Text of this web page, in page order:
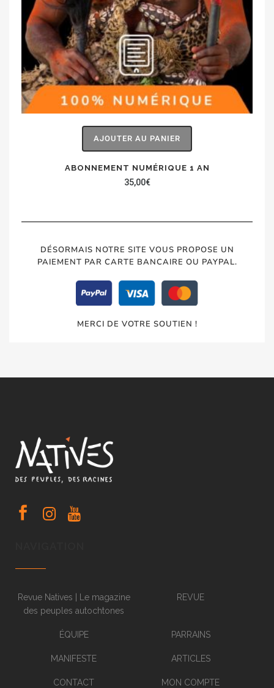
AJOUTER AU PANIER
ABONNEMENT NUMÉRIQUE 1 AN
35,00€
DÉSORMAIS NOTRE SITE VOUS PROPOSE UN
PAIEMENT PAR CARTE BANCAIRE OU PAYPAL.
MERCI DE VOTRE SOUTIEN !
Revue Natives | Le magazine
des peuples autochtones
REVUE
ÉQUIPE PARRAINS
MANIFESTE ARTICLES
CONTACT MON COMPTE